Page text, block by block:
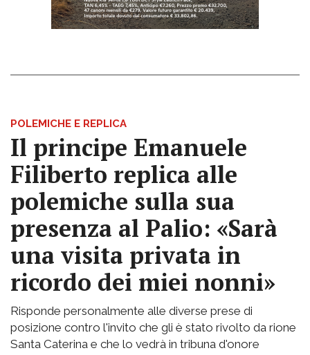
POLEMICHE E REPLICA
Il principe Emanuele
Filiberto replica alle
polemiche sulla sua
presenza al Palio: «Sarà
una visita privata in
ricordo dei miei nonni»
Risponde personalmente alle diverse prese di
posizione contro l'invito che gli è stato rivolto da rione
Santa Caterina e che lo vedrà in tribuna d'onore